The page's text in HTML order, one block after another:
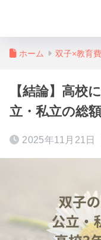
ホーム 双子×教育費
【結論】高校
立・私立の総
2025年11月21日